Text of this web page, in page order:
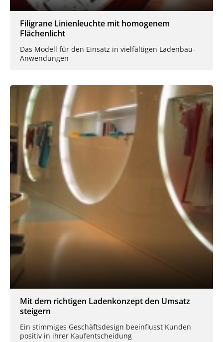
Filigrane Linienleuchte mit homogenem
Flächenlicht
Das Modell für den Einsatz in vielfältigen Ladenbau-
Anwendungen
Mit dem richtigen Ladenkonzept den Umsatz
steigern
Ein stimmiges Geschäftsdesign beeinflusst Kunden
positiv in ihrer Kaufentscheidung